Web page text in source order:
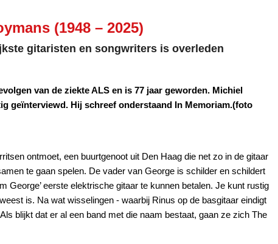
(1948 – 2025)
gitaristen en songwriters is overleden
van de ziekte ALS en is 77 jaar geworden. Michiel
geïnterviewd. Hij schreef onderstaand In Memoriam.(foto
ontmoet, een buurtgenoot uit Den Haag die net zo in de gitaar
te gaan spelen. De vader van George is schilder en schildert
George’ eerste elektrische gitaar te kunnen betalen. Je kunt rustig
is. Na wat wisselingen - waarbij Rinus op de basgitaar eindigt
blijkt dat er al een band met die naam bestaat, gaan ze zich The